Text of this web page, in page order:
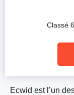
Ecwid est l’un
Classé